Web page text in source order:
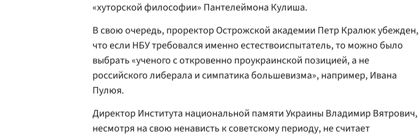
«хуторской философии» Пантелеймона Кулиша.
В свою очередь, проректор Острожской академии Петр Кралюк убежден,
что если НБУ требовался именно естествоиспытатель, то можно было
выбрать «ученого с откровенно проукраинской позицией, а не
российского либерала и симпатика большевизма», например, Ивана
Пулюя.
Директор Института национальной памяти Украины Владимир Вятрович,
несмотря на свою ненависть к советскому периоду, не считает